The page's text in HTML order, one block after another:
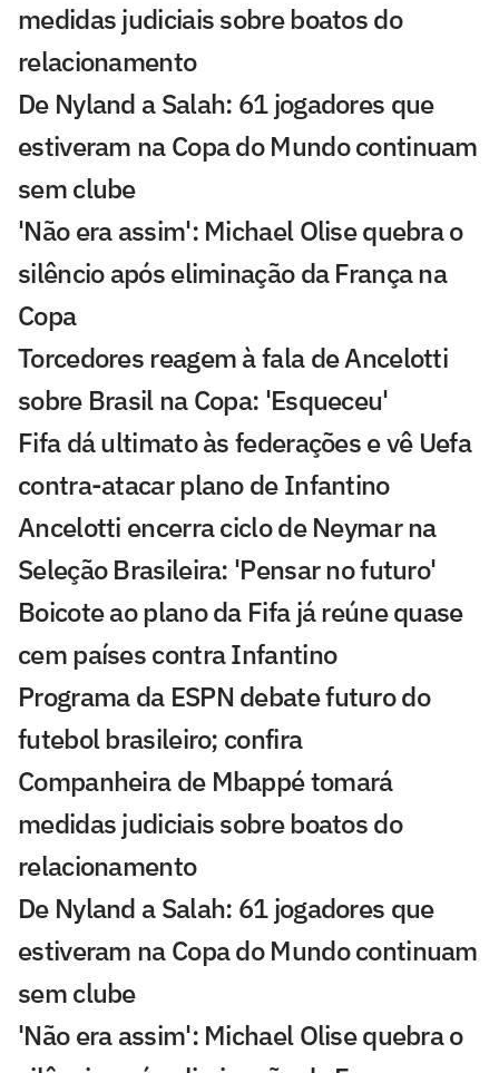
medidas judiciais sobre boatos do
relacionamento
De Nyland a Salah: 61 jogadores que
estiveram na Copa do Mundo continuam
sem clube
'Não era assim': Michael Olise quebra o
silêncio após eliminação da França na
Copa
Torcedores reagem à fala de Ancelotti
sobre Brasil na Copa: 'Esqueceu'
Fifa dá ultimato às federações e vê Uefa
contra-atacar plano de Infantino
Ancelotti encerra ciclo de Neymar na
Seleção Brasileira: 'Pensar no futuro'
Boicote ao plano da Fifa já reúne quase
cem países contra Infantino
Programa da ESPN debate futuro do
futebol brasileiro; confira
Companheira de Mbappé tomará
medidas judiciais sobre boatos do
relacionamento
De Nyland a Salah: 61 jogadores que
estiveram na Copa do Mundo continuam
sem clube
'Não era assim': Michael Olise quebra o